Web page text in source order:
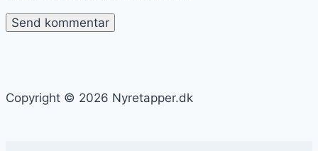
Copyright © 2026 Nyretapper.dk